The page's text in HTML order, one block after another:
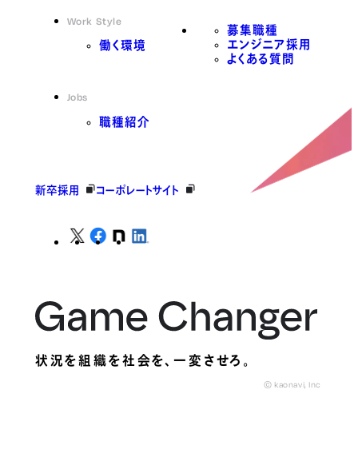
Work Style
働く環境
Jobs
職種紹介
募集職種
エンジニア採用
よくある質問
新卒採用 コーポレートサイト
状況を組織を社会を、一変させろ。
© kaonavi, Inc